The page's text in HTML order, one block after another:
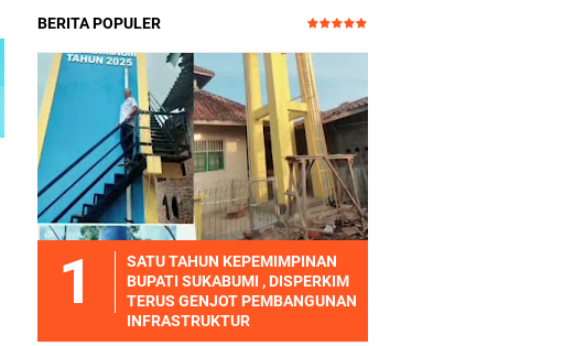
BERITA POPULER
SATU TAHUN KEPEMIMPINAN
BUPATI SUKABUMI , DISPERKIM
TERUS GENJOT PEMBANGUNAN
INFRASTRUKTUR